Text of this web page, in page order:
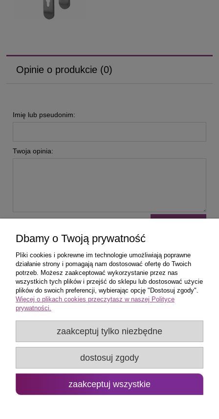
Opinie o produkcie (0)
Imię lub pseudonim:
Twoja opinia:
Zakupy
Popularne produkty
Moje konto
Promo Group Rafał Huk
Dbamy o Twoją prywatność
Pliki cookies i pokrewne im technologie umożliwiają poprawne
działanie strony i pomagają nam dostosować ofertę do Twoich
potrzeb. Możesz zaakceptować wykorzystanie przez nas
wszystkich tych plików i przejść do sklepu lub dostosować użycie
plików do swoich preferencji, wybierając opcję "Dostosuj zgody".
Więcej o plikach cookies przeczytasz w naszej Polityce
prywatności.
zaakceptuj tylko niezbędne
dostosuj zgody
zaakceptuj wszystkie